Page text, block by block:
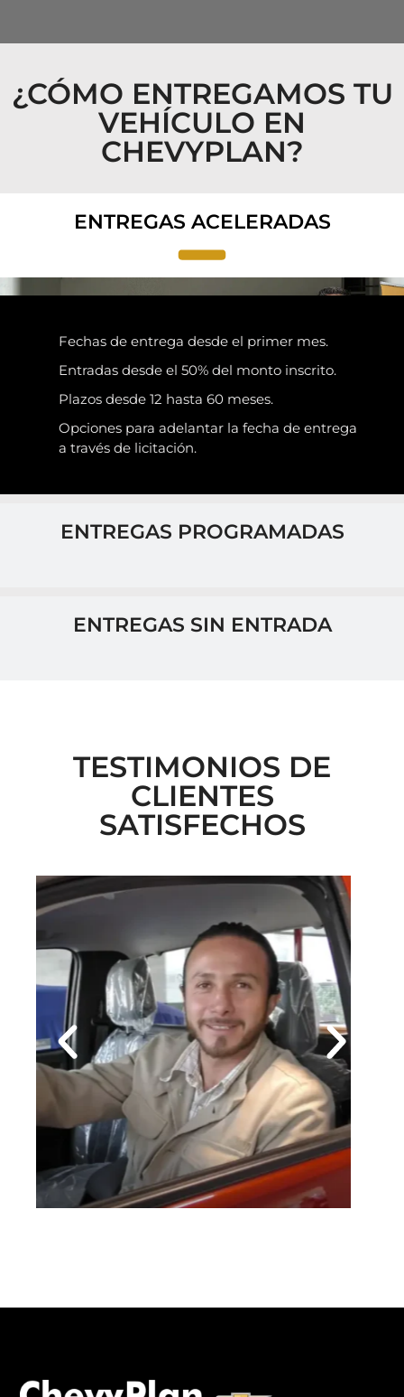
¿CÓMO ENTREGAMOS TU
VEHÍCULO EN
CHEVYPLAN?
ENTREGAS ACELERADAS
ENTREGAS PROGRAMADAS
ENTREGAS SIN ENTRADA
Fechas de entrega desde el primer mes.
Entradas desde el 50% del monto inscrito.
Plazos desde 12 hasta 60 meses.
Opciones para adelantar la fecha de entrega
a través de licitación.
TESTIMONIOS DE
CLIENTES
SATISFECHOS